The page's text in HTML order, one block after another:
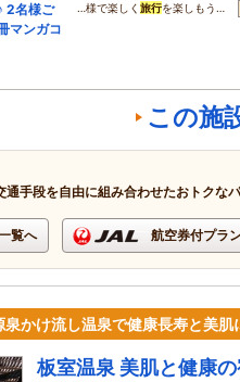
2名様ご
マンガコ
…様で楽しく 旅行を楽しもう…
この施
通手段を自由に組み合わせたおトクな
覧へ 航空券付プラ
かけ流し温泉で健康長寿と美肌
板室温泉 美肌と健康